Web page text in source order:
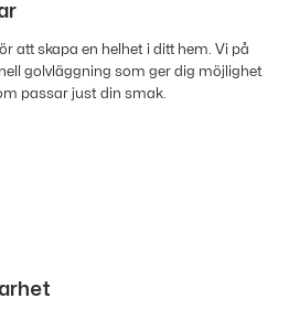
att skapa en helhet i ditt hem. Vi på
golvläggning som ger dig möjlighet
passar just din smak.